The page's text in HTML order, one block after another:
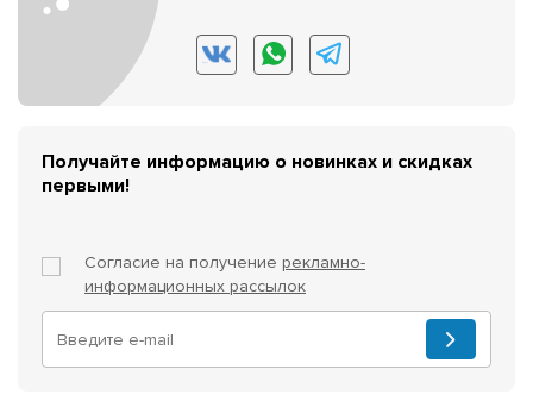
Получайте информацию о новинках и скидках
первыми!
Согласие на получение рекламно-
информационных рассылок